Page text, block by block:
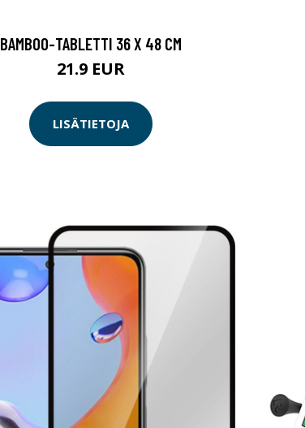
BAMBOO-TABLETTI 36 X 48 CM
21.9 EUR
LISÄTIETOJA